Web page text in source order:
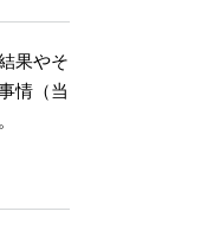
果やそ
情（当